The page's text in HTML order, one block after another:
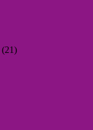
(21)